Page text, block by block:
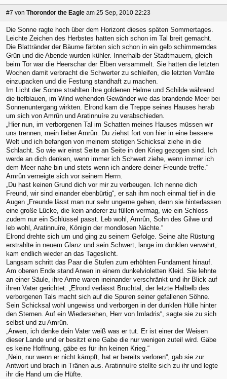
#7 von Thorondor the Eagle am 25 Sep, 2010 22:23
Die Sonne ragte hoch über dem Horizont dieses späten Sommertages.
Leichte Zeichen des Herbstes hatten sich schon im Tal breit gemacht.
Die Blattränder der Bäume färbten sich schon in ein gelb schimmerndes
Grün und die Abende wurden kühler. Innerhalb der Stadtmauern, gleich
beim Tor war die Heerschar der Elben versammelt. Sie hatten die letzten
Wochen damit verbracht die Schwerter zu schleifen, die letzten Vorräte
einzupacken und die Festung standhaft zu machen.
Im Licht der Sonne strahlten ihre goldenen Helme und Schilde während
die tiefblauen, im Wind wehenden Gewänder wie das brandende Meer bei
Sonnenuntergang wirkten. Elrond kam die Treppe seines Hauses herab
um sich von Amrûn und Aratinnuíre zu verabschieden.
„Hier nun, im verborgenen Tal im Schatten meines Hauses müssen wir
uns trennen, mein lieber Amrûn. Du ziehst fort von hier in eine bessere
Welt und ich befangen von meinem stetigen Schicksal ziehe in die
Schlacht. So wie wir einst Seite an Seite in den Krieg gezogen sind. Ich
werde an dich denken, wenn immer ich Schwert ziehe, wenn immer ich
dem Meer nahe bin und stets wenn ich andere deiner Freunde treffe.“
Amrûn verneigte sich vor seinem Herrn.
„Du hast keinen Grund dich vor mir zu verbeugen. Ich nenne dich
Freund, wir sind einander ebenbürtig“, er sah ihm noch einmal tief in die
Augen „Freunde lässt man nur sehr ungerne gehen, denn sie hinterlassen
eine große Lücke, die kein anderer zu füllen vermag, wie ein Schloss
zudem nur ein Schlüssel passt. Leb wohl, Amrûn, Sohn des Gilwe und
leb wohl, Aratinnuíre, Königin der mondlosen Nächte.“
Elrond drehte sich um und ging zu seinem Gefolge. Seine alte Rüstung
erstrahlte in neuem Glanz und sein Schwert, lange im dunklen verwahrt,
kam endlich wieder an das Tageslicht.
Langsam schritt das Paar die Stufen zum erhöhten Fundament hinauf.
Am oberen Ende stand Arwen in einem dunkelvioletten Kleid. Sie lehnte
an einer Säule, ihre Arme waren ineinander verschränkt und ihr Blick auf
ihren Vater gerichtet: „Elrond verlässt Bruchtal, der letzte Halbelb des
verborgenen Tals macht sich auf die Spuren seiner gefallenen Söhne.
Sein Schicksal wohl ungewiss und verborgen in der dunklen Hülle hinter
den Sternen. Auf ein Wiedersehen, Herr von Imladris“, sagte sie zu sich
selbst und zu Amrûn.
„Arwen, ich denke dein Vater weiß was er tut. Er ist einer der Weisen
dieser Lande und er besitzt eine Gabe die nur wenigen zuteil wird. Gäbe
es keine Hoffnung, gäbe es für ihn keinen Krieg.“
„Nein, nur wenn er nicht kämpft, hat er bereits verloren“, gab sie zur
Antwort und brach in Tränen aus. Aratinnuíre stellte sich zu ihr und legte
ihr die Hand um die Hüfte.